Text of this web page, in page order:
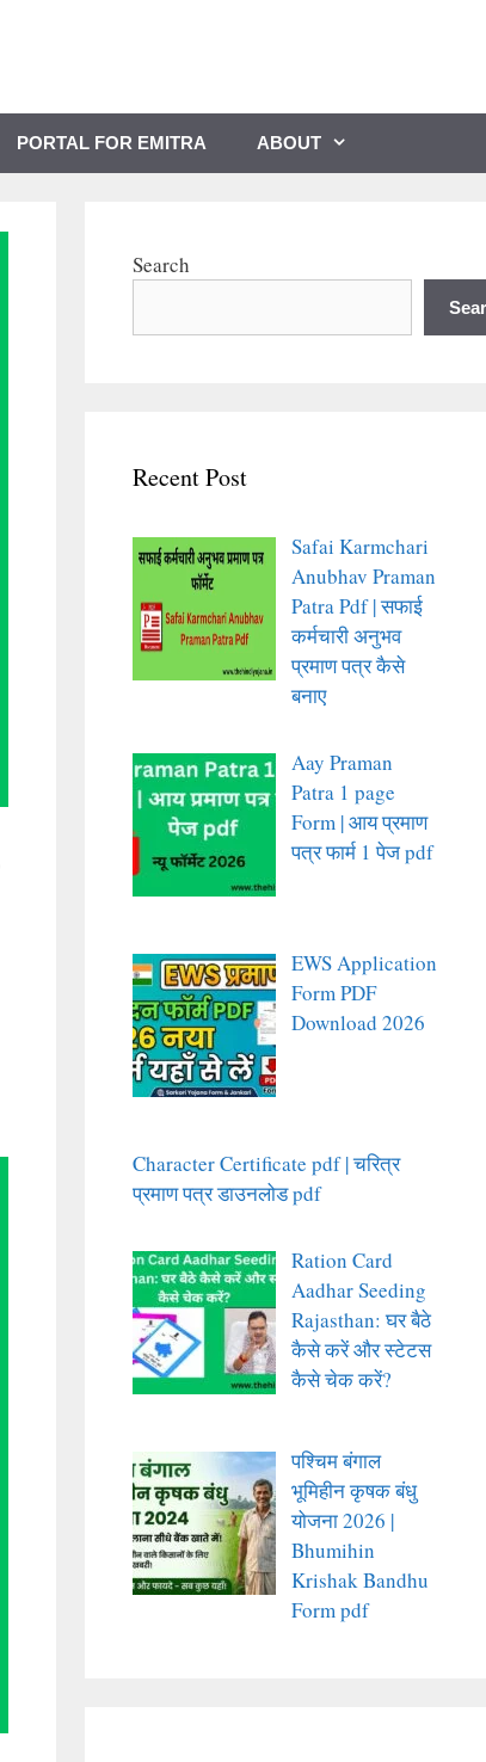
PORTAL FOR EMITRA ABOUT
Search
Recent Post
Safai Karmchari
Anubhav Praman
Patra Pdf | सफाई
कर्मचारी अनुभव
प्रमाण पत्र कैसे
बनाए
Aay Praman
Patra 1 page
Form | आय प्रमाण
पत्र फार्म 1 पेज pdf
EWS Application
Form PDF
Download 2026
Character Certificate pdf | चरित्र
प्रमाण पत्र डाउनलोड pdf
Ration Card
Aadhar Seeding
Rajasthan: घर बैठे
कैसे करें और स्टेटस
कैसे चेक करें?
पश्चिम बंगाल
भूमिहीन कृषक बंधु
योजना 2026 |
Bhumihin
Krishak Bandhu
Form pdf